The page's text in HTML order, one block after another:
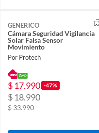
GENERICO
Cámara Seguridad Vigilancia
Solar Falsa Sensor
Movimiento
Por Protech
$ 17.990 -47%
$ 18.990
$ 33.990